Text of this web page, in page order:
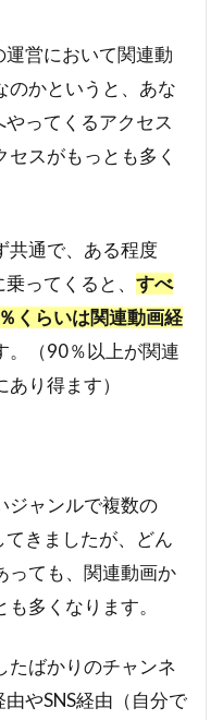
運営において関連動
のかというと、あな
ってくるアクセス
スがもっとも多く
共通で、ある程度
ってくると、 すべ
くらいは関連動画経
。（90％以上が関連
り得ます）
ジャンルで複数の
てきましたが、どん
っても、関連動画か
多くなります。
たばかりのチャンネ
やSNS経由（自分で